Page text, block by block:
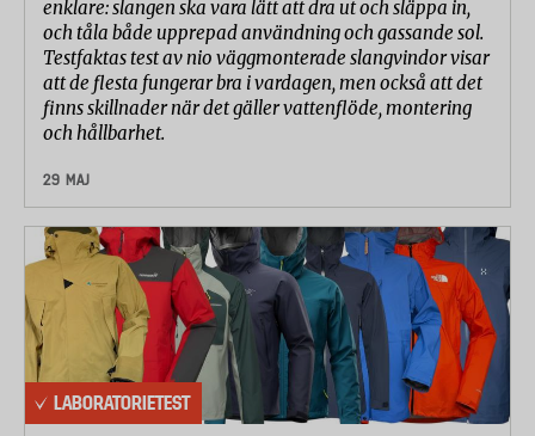
Om den deklarerade fyllningsvolymen motsvarar
den faktiska volymen som ryms. Samtliga rymde
20–45 ml mer än den deklarerade
fyllningsvolymen.
Hur mycket ytorna vid halva mugg-höjden och på
lockets mitt värms upp när muggen är fylld med
angiven mängd vatten vid temperatur av 95°C.
Detta mättes efter 30 och 60 sekunder, samt efter
10 minuter.
Hur tätt locket sluter, både före och efter
drickslocket har öppnats och stängts 200 gånger.
Muggarna fylldes och placerades upp och ner i en
enklare: slangen ska vara lätt att dra ut och släppa in,
och tåla både upprepad användning och gassande sol.
Testfaktas test av nio väggmonterade slangvindor visar
att de flesta fungerar bra i vardagen, men också att det
finns skillnader när det gäller vattenflöde, montering
och hållbarhet.
29 MAJ
LABORATORIETEST